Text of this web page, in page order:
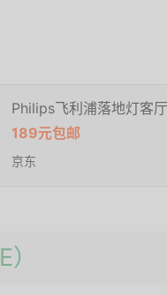
Philips飞利浦落地灯客
189元包邮
京东